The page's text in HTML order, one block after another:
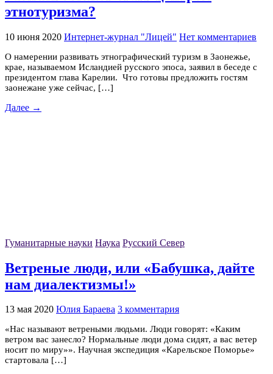
этнотуризма?
10 июня 2020 Интернет-журнал "Лицей" Нет комментариев
О намерении развивать этнографический туризм в Заонежье,
крае, называемом Исландией русского эпоса, заявил в беседе c
президентом глава Карелии. Что готовы предложить гостям
заонежане уже сейчас, […]
Далее →
Гуманитарные науки Наука Русский Север
Ветреные люди, или «Бабушка, дайте
нам диалектизмы!»
13 мая 2020 Юлия Бараева 3 комментария
«Нас называют ветреными людьми. Люди говорят: «Каким
ветром вас занесло? Нормальные люди дома сидят, а вас ветер
носит по миру»». Научная экспедиция «Карельское Поморье»
стартовала […]